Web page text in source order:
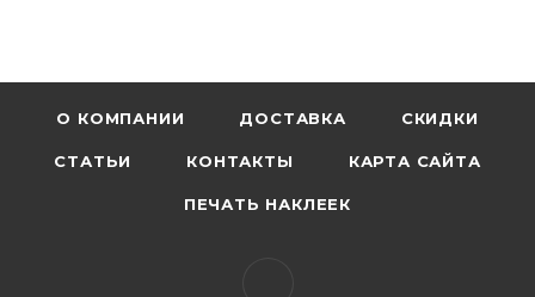
О КОМПАНИИ ДОСТАВКА СКИДКИ
СТАТЬИ КОНТАКТЫ КАРТА САЙТА
ПЕЧАТЬ НАКЛЕЕК